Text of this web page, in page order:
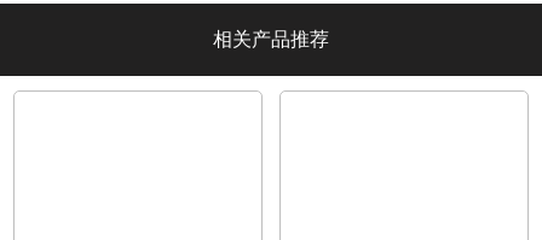
相关产品推荐